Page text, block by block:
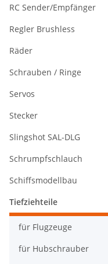
RC Sender/Empfänger
Regler Brushless
Räder
Schrauben / Ringe
Servos
Stecker
Slingshot SAL-DLG
Schrumpfschlauch
Schiffsmodellbau
Tiefziehteile
für Flugzeuge
für Hubschrauber